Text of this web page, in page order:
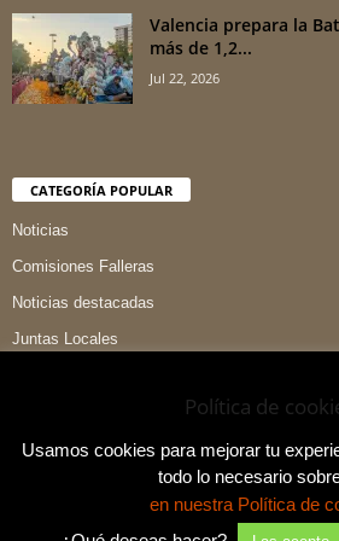
Valencia prepara la
más de 1,2...
Jul 22, 2026
CATEGORÍA POPULAR
Noticias
Comisiones Falleras
Noticias destacadas
Juntas Locales
Indumentaria Valenciana
Política de
Usamos cookies para mejorar tu
todo lo necesario
en nuestra Política de